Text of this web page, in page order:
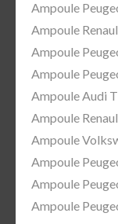
Ampoule
Ampoule
Ampoule
Ampoule
Ampoule Audi
Ampoule
Ampoule
Ampoule
Ampoule
Ampoule